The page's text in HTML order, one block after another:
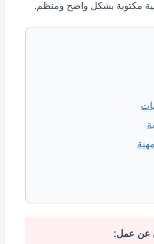
مكتوبة بشكل واضح ومنظم.
عن عمل: